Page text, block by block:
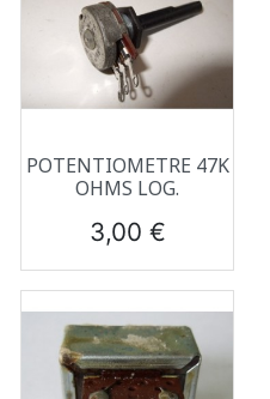
POTENTIOMETRE 47K
OHMS LOG.
Prix
3,00 €